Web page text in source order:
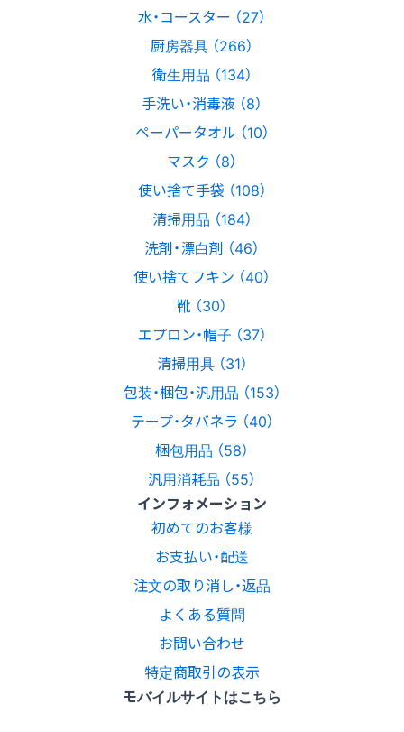
水・コースター （27）
厨房器具 （266）
衛生用品 （134）
手洗い・消毒液 （8）
ペーパータオル （10）
マスク （8）
使い捨て手袋 （108）
清掃用品 （184）
洗剤・漂白剤 （46）
使い捨てフキン （40）
靴 （30）
エプロン・帽子 （37）
清掃用具 （31）
包装・梱包・汎用品 （153）
テープ・タバネラ （40）
梱包用品 （58）
汎用消耗品 （55）
インフォメーション
初めてのお客様
お支払い・配送
注文の取り消し・返品
よくある質問
お問い合わせ
特定商取引の表示
モバイルサイトはこちら